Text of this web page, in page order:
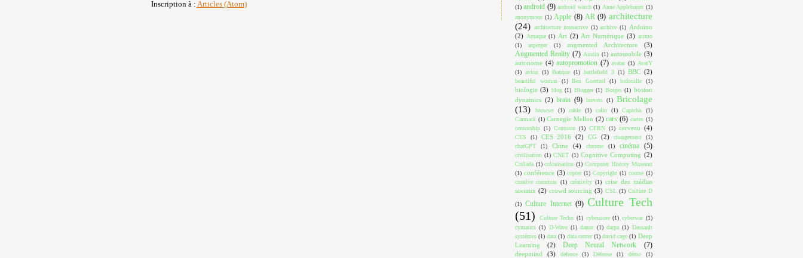
Inscription à : Articles (Atom)
(1) android (9) android watch (1) Anne Applebaum (1)
anonymous (1) Apple (8) AR (9) architecture
(24) architecture interactive (1) archive (1) Arduino
(2) Arnaque (1) Art (2) Art Numérique (3) asimo
(1)
asperger (1) augmented Architecture (3)
Augmented Reality (7) Austin (1) automobile (3)
autonome (4) autopromotion (7) avatar (1) AvatY
(1) avion (1) Banque (1) battlefield 3 (1) BBC (2)
beautiful woman (1) Ben Goertzel (1) bidouille (1)
biologie (3) blog (1) Blogger (1) Borges (1) boston
dynamics (2) brain (9) brevets (1) Bricolage
(13)
browser (1) cable (1) calin (1) Captcha
(1)
Carmack (1) Carnegie Mellon (2) cars (6) cartes (1)
censorship (1) Centreon (1) CERN (1) cerveau (4)
CES (1) CES 2016 (2) CG (2) changement
(1)
chatGPT
(1) Chine (4) chrome (1) cinéma (5)
civilisation (1) CNET (1) Cognitive Computing (2)
Collada (1) colonisation (1) Computer History Museum
(1) conférence (3) copter (1) Copyright (1) course (1)
creative common (1) créativity (1) crise des médias
sociaux (2) crowd sourcing (3) CSL (1) Culture D
(1) Culture Internet (9) Culture Tech
(51)
Culture Techn (1) cyberstore (1) cyberwar (1)
cymatics (1) D-Wave (1) danse (1) darpa (1) Dassault
systèmes (1) data (1) data center (1) david cage (1) Deep
Learning
(2) Deep Neural Network (7)
deepmind (3) defence (1) Défense (1) démo
(1)